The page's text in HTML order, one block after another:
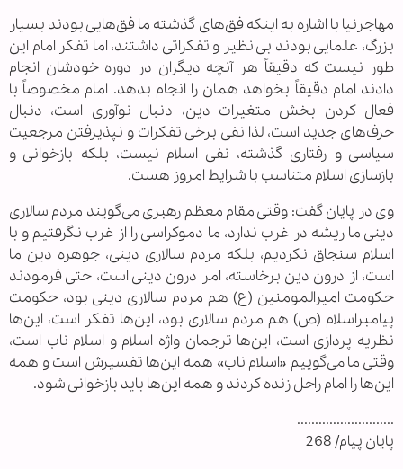
مهاجرنیا با اشاره به اینکه فق‌های گذشته ما فق‌هایی بودند بسیار
بزرگ، علمایی بودند بی نظیر و تفکراتی داشتند، اما تفکر امام این
طور نیست که دقیقاً هر آنچه دیگران در دوره خودشان انجام
دادند امام دقیقاً بخواهد همان را انجام بدهد. امام مخصوصاً با
فعال کردن بخش متغیرات دین، دنبال نوآوری است، دنبال
حرف‌های جدید است، لذا نفی برخی تفکرات و نپذیرفتن مرجعیت
سیاسی و رفتاری گذشته، نفی اسلام نیست، بلکه بازخوانی و
بازسازی اسلام متناسب با شرایط امروز هست.
وی در پایان گفت: وقتی مقام معظم رهبری می‌گویند مردم سالاری
دینی ما ریشه در غرب ندارد، ما دموکراسی را از غرب نگرفتیم و با
اسلام سنجاق نکردیم، بلکه مردم سالاری دینی، جوهره دین ما
است، از درون دین برخاسته، امر درون دینی است، حتی فرمودند
حکومت امیرالمومنین (ع) هم مردم سالاری دینی بود، حکومت
پیامبراسلام (ص) هم مردم سالاری بود، این‌ها تفکر است، این‌ها
نظریه پردازی است، این‌ها ترجمان واژه اسلام و اسلام ناب است،
وقتی ما می‌گوییم «اسلام ناب» همه این‌ها تفسیرش است و همه
این‌ها را امام راحل زنده کردند و همه این‌ها باید بازخوانی شود.
...........................
پایان پیام/ 268